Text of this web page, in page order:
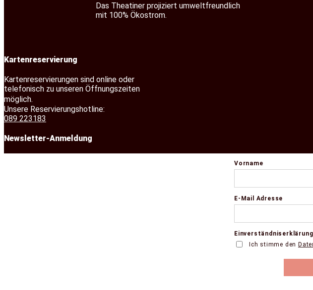
Das Theatiner projiziert umweltfreundlich
mit 100% Ökostrom.
Kartenreservierung
Kartenreservierungen sind online oder
telefonisch zu unseren Öffnungszeiten
möglich.
Unsere Reservierungshotline:
089 223183
Newsletter-Anmeldung